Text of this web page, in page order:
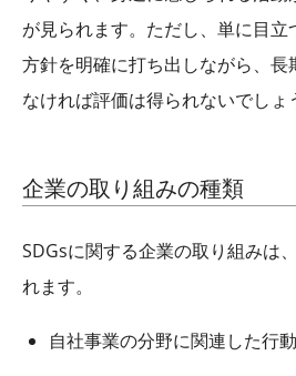
が見られます。ただし、単に目
方針を明確に打ち出しながら、長
なければ評価は得られないでしょ
企業の取り組みの種類
SDGsに関する企業の取り組みは
れます。
自社事業の分野に関連した行動